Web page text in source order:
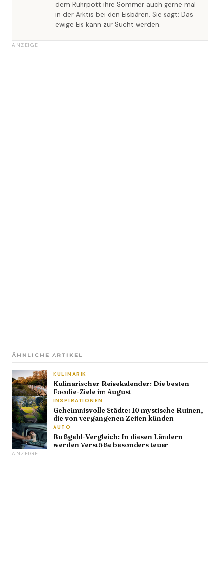
dem Ruhrpott ihre Sommer auch gerne mal
in der Arktis bei den Eisbären. Sie sagt: Das
ewige Eis kann zur Sucht werden.
ANZEIGE
ÄHNLICHE ARTIKEL
KULINARIK
Kulinarischer Reisekalender: Die besten
Foodie-Ziele im August
INSPIRATIONEN
Geheimnisvolle Städte: 10 mystische Ruinen,
die von vergangenen Zeiten künden
AUTO
Bußgeld-Vergleich: In diesen Ländern
werden Verstöße besonders teuer
ANZEIGE